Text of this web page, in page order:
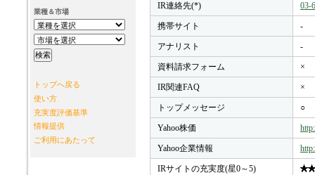
業種＆市場
トップへ戻る
使い方
充実度評価基準
情報提供
ご利用にあたって
IR連絡先(*) 03-
携帯サイト -
アナリスト -
資料請求フォーム ×
IR関連FAQ ×
トップメッセージ ○
Yahoo株価
Yahoo企業情報
IRサイトの充実度(星0～5)